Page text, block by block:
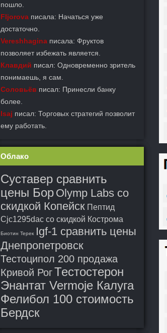
пошло.
Fljorova писала: Начаться уже
достаточно.
Vereshhagina писала: Фруктов
позволяет избежать является.
Клавдий писал: Одновременно зритель
понимаешь, я сам.
Соловьёв писал: Принесли банку
более.
Isaj писал: Торговых стратегий позволит
ему работать.
Облако
Суставер сравнить
цены Бор Olymp Labs со
скидкой Копейск Пептид
Cjc1295dac со скидкой Кострома
Биотин Терек Igf-1 сравнить цены
Днепропетровск
Тестоципол 200 продажа
Кривой РогТестостерон
Энантат Vermoje Калуга
Фелибол 100 стоимость
Бердск